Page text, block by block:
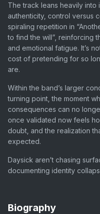
The track leans heavily
authenticity, control versus
spiraling repetition in
to find the will”, reinforcing
and emotional fatigue. It’s
cost of pretending for so
are.
Within the band’s larger
turning point, the moment
consequences can no
once validated now feels
doubt, and the realization
expected.
Daysick aren’t chasing
documenting identity
Biography